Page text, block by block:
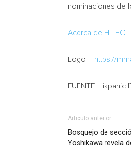
nominaciones de
Acerca de HITEC
Logo – https://
FUENTE Hispanic
Artículo anterior
Bosquejo de
Yoshikawa revela